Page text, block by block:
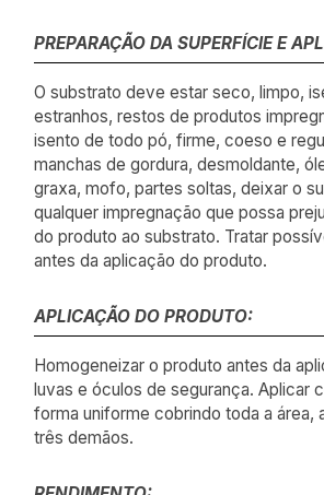
PREPARAÇÃO DA SUPERFÍCIE E
O substrato deve estar seco, limpo,
estranhos, restos de produtos
isento de todo pó, firme, coeso e
manchas de gordura, desmoldante,
graxa, mofo, partes soltas, deixar o
qualquer impregnação que possa
do produto ao substrato. Tratar
antes da aplicação do produto.
APLICAÇÃO DO PRODUTO:
Homogeneizar o produto antes da
luvas e óculos de segurança. Aplicar
forma uniforme cobrindo toda a área,
três demãos.